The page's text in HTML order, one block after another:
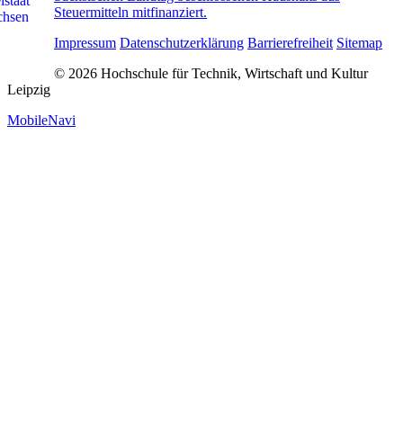
Steuermitteln mitfinanziert.
Impressum Datenschutzerklärung Barrierefreiheit Sitemap
© 2026 Hochschule für Technik, Wirtschaft und Kultur
Leipzig
MobileNavi